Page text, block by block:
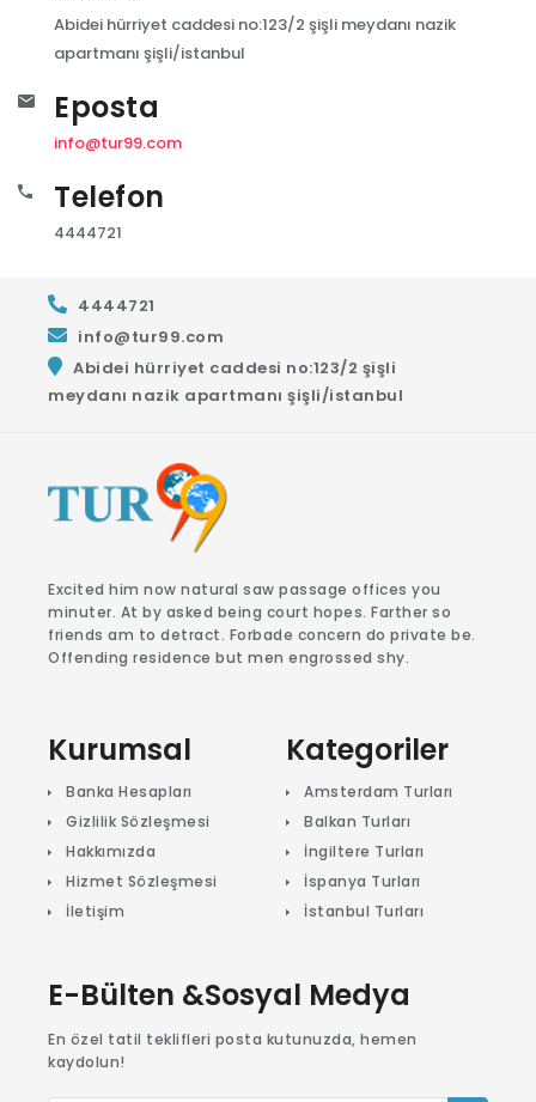
Abidei hürriyet caddesi no:123/2 şişli meydanı nazik
apartmanı şişli/istanbul
Eposta
info@tur99.com
Telefon
4444721
4444721
info@tur99.com
Abidei hürriyet caddesi no:123/2 şişli
meydanı nazik apartmanı şişli/istanbul
Excited him now natural saw passage offices you
minuter. At by asked being court hopes. Farther so
friends am to detract. Forbade concern do private be.
Offending residence but men engrossed shy.
Kurumsal
Banka Hesapları
Gizlilik Sözleşmesi
Hakkımızda
Hizmet Sözleşmesi
İletişim
Kategoriler
Amsterdam Turları
Balkan Turları
İngiltere Turları
İspanya Turları
İstanbul Turları
E-Bülten &Sosyal Medya
En özel tatil teklifleri posta kutunuzda, hemen
kaydolun!